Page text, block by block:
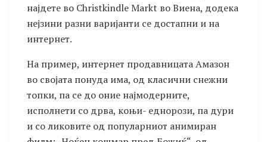
најдете во Christkindle Markt во Виена, додека
нејзини разни варијанти се достапни и на
интернет.
На пример, интернет продавницата Амазон
во својата понуда има, од класични снежни
топки, па се до оние најмодерните,
исполнети со дрва, коњи- еднорози, па дури
и со ликовите од популарниот анимиран